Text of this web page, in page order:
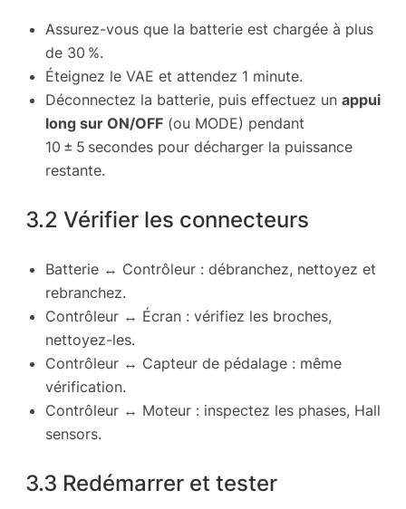
Assurez-vous que la batterie est chargée à plus
de 30 %.
Éteignez le VAE et attendez 1 minute.
Déconnectez la batterie, puis effectuez un appui
long sur ON/OFF (ou MODE) pendant
10 ± 5 secondes pour décharger la puissance
restante.
3.2 Vérifier les connecteurs
Batterie ↔ Contrôleur : débranchez, nettoyez et
rebranchez.
Contrôleur ↔ Écran : vérifiez les broches,
nettoyez-les.
Contrôleur ↔ Capteur de pédalage : même
vérification.
Contrôleur ↔ Moteur : inspectez les phases, Hall
sensors.
3.3 Redémarrer et tester